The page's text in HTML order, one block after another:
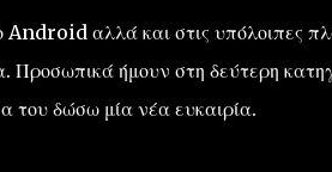
αλλά και στις υπόλοιπες
Προσωπικά ήμουν στη δεύτερη
του δώσω μία νέα ευκαιρία.